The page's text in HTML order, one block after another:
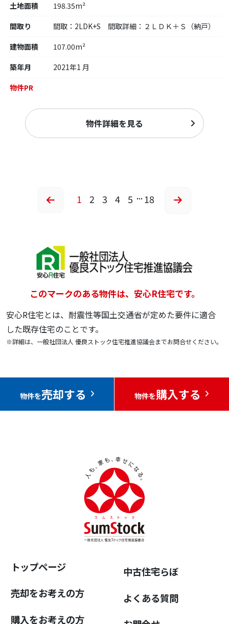
土地面積
198.35m²
間取り
間取：2LDK+S 間取詳細：２ＬＤＫ＋Ｓ（納戸）
建物面積
107.00m²
築年月
2021年1 月
物件PR
物件詳細を見る
1 2 3 4 5 ...18
このマークのある物件は、安心R住宅です。
安心R住宅とは、耐震性等国土交通省が定めた要件に適合
した既存住宅のことです。
※詳細は、一般社団法人 優良ストック住宅推進協議会までお問合せください。
物件を売却する 物件を購入する
トップページ
売却をお考えの方
購入をお考えの方
中古住宅らぼ
よくある質問